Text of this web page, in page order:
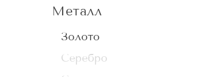
Металл
Золото
Серебро